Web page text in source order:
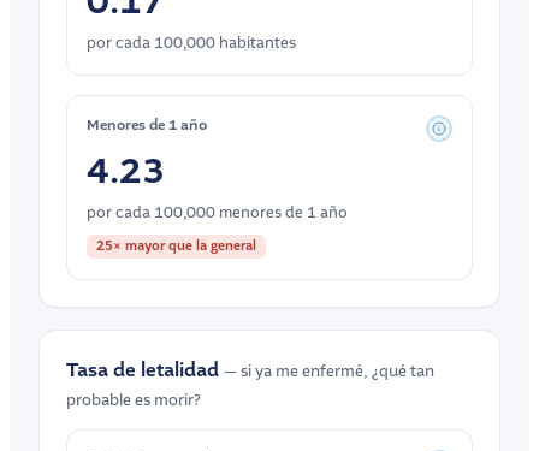
por cada 100,000 habitantes
Menores de 1 año
4.23
por cada 100,000 menores de 1 año
25× mayor que la general
Tasa de letalidad — si ya me enfermé, ¿qué tan
probable es morir?